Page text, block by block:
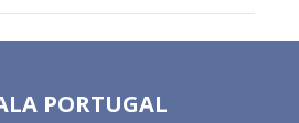
PORTUGAL